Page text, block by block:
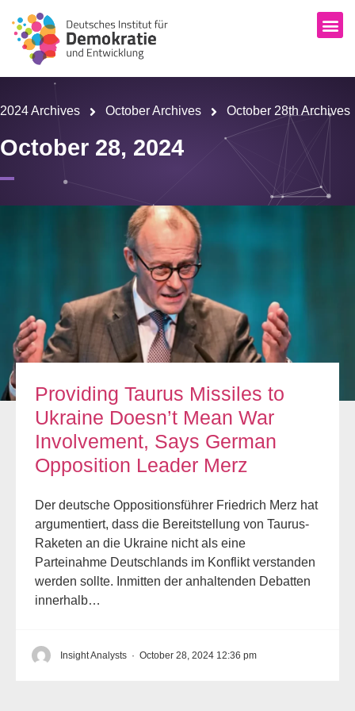
2024 Archives October Archives October 28th Archives
October 28, 2024
Providing Taurus Missiles to
Ukraine Doesn’t Mean War
Involvement, Says German
Opposition Leader Merz
Der deutsche Oppositionsführer Friedrich Merz hat
argumentiert, dass die Bereitstellung von Taurus-
Raketen an die Ukraine nicht als eine
Parteinahme Deutschlands im Konflikt verstanden
werden sollte. Inmitten der anhaltenden Debatten
innerhalb…
Insight Analysts · October 28, 2024 12:36 pm